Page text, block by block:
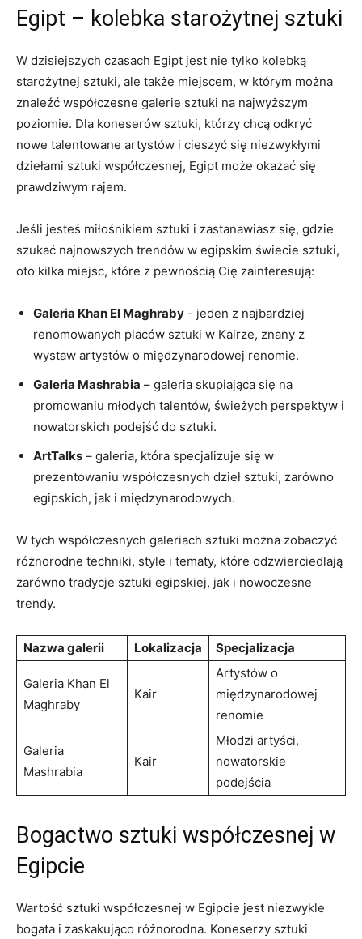
Egipt – kolebka starożytnej sztuki
W dzisiejszych czasach⁢ Egipt jest nie tylko kolebką
⁣starożytnej sztuki, ale także miejscem, w którym można
znaleźć współczesne galerie sztuki na najwyższym
poziomie.​ Dla koneserów sztuki, którzy chcą odkryć
nowe ‍talentowane⁣ artystów i cieszyć ⁢się niezwykłymi
dziełami sztuki współczesnej, Egipt może okazać się
prawdziwym rajem.
Jeśli jesteś miłośnikiem⁣ sztuki i ‍zastanawiasz się, ​gdzie
szukać najnowszych trendów w egipskim świecie sztuki,
oto kilka miejsc, które z pewnością Cię zainteresują:
Galeria Khan El Maghraby ⁣- jeden z najbardziej
renomowanych placów sztuki w Kairze, znany z
wystaw artystów⁣ o międzynarodowej renomie.
Galeria Mashrabia – galeria skupiająca się na
promowaniu młodych ​talentów, świeżych perspektyw i⁢
nowatorskich podejść do sztuki.
ArtTalks – galeria, która specjalizuje się w
prezentowaniu⁤ współczesnych dzieł‌ sztuki, zarówno
egipskich,​ jak i międzynarodowych.
W ⁢tych współczesnych ‍galeriach sztuki można zobaczyć
‍różnorodne techniki, style i tematy, które odzwierciedlają
zarówno tradycje sztuki egipskiej, jak i nowoczesne
trendy.
Nazwa galerii Lokalizacja Specjalizacja
Galeria Khan El
Maghraby
Kair
Artystów o
międzynarodowej
renomie
Galeria
Mashrabia
Kair
Młodzi artyści,
nowatorskie
podejścia
Bogactwo sztuki ⁢współczesnej​ w
Egipcie
Wartość sztuki ⁣współczesnej w Egipcie jest niezwykle
⁣bogata​ i zaskakująco różnorodna. Koneserzy ⁣sztuki